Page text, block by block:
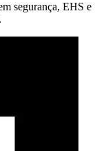
segurança, EHS e